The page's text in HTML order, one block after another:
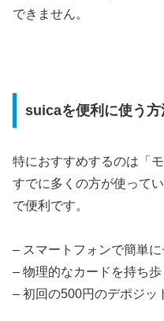
できません。
suicaを便利に使う方
特におすすめするのは「
すでに多くの方が使って
で便利です。
– スマートフォンで簡単
– 物理的なカードを持ち
– 初回の500円のデポジッ